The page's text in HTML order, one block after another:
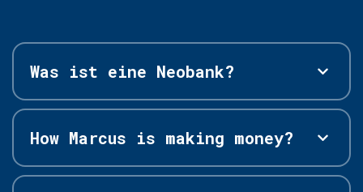
Was ist eine Neobank?
How Marcus is making money?